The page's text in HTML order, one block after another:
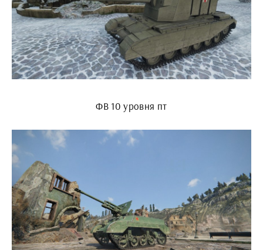
ФВ 10 уровня пт